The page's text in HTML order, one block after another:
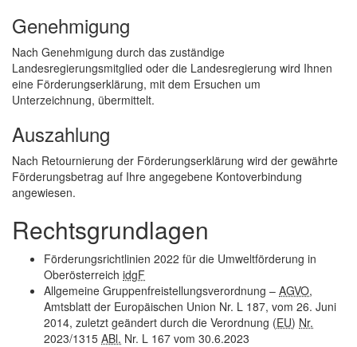
Genehmigung
Nach Genehmigung durch das zuständige
Landesregierungsmitglied oder die Landes­regierung wird Ihnen
eine Förderungserklärung, mit dem Ersuchen um
Unterzeichnung, übermittelt.
Auszahlung
Nach Retournierung der Förderungserklärung wird der gewährte
Förderungsbetrag auf Ihre angegebene Kontoverbindung
angewiesen.
Rechtsgrundlagen
Förderungsrichtlinien 2022 für die Umweltförderung in
Oberösterreich idgF
Allgemeine Gruppenfreistellungsverordnung – AGVO,
Amtsblatt der Europäischen Union Nr. L 187, vom 26. Juni
2014, zuletzt geändert durch die Verordnung (EU) Nr.
2023/1315 ABl. Nr. L 167 vom 30.6.2023